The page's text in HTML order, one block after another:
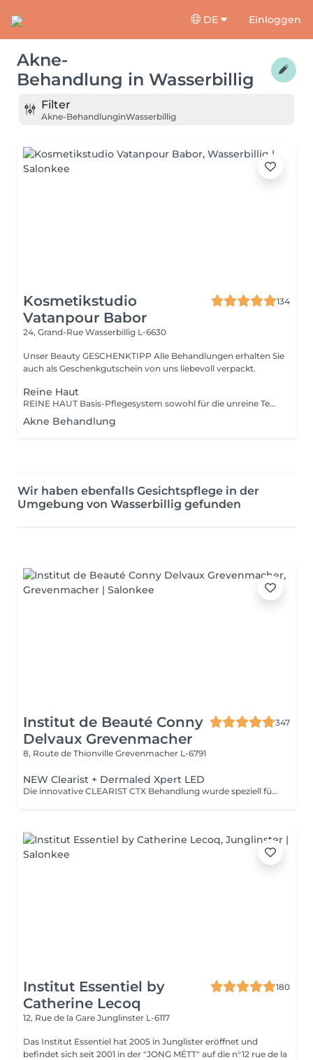
DE Einloggen
Akne-
Behandlung in Wasserbillig
Filter
Akne-BehandlunginWasserbillig
Kosmetikstudio
Vatanpour Babor
134
24, Grand-Rue Wasserbillig L-6630
Unser Beauty GESCHENKTIPP Alle Behandlungen erhalten Sie
auch als Geschenkgutschein von uns liebevoll verpackt.
Reine Haut
REINE HAUT Basis-Pflegesystem sowohl für die unreine Teenager-Haut als auch für die unreine, anspruchsvolle Haut ab 30. Spezialwirkstoffe reduzieren Hautunreinheiten und verbessern das Hautbild sichtbar. Je nach Hautbild lässt sich zusätzlich eine straffende Anti-Falten-Wirkung erzielen.
Akne Behandlung
Wir haben ebenfalls Gesichtspflege in der
Umgebung von Wasserbillig gefunden
Institut de Beauté Conny
Delvaux Grevenmacher
347
8, Route de Thionville Grevenmacher L-6791
NEW Clearist + Dermaled Xpert LED
Die innovative CLEARIST CTX Behandlung wurde speziell für unreine, ölige und zu Akne neigende Haut entwickelt. Das exklusive Behandlungskonzept kombiniert hochwirksame Aktivstoffe mit der modernen DERMALED XPERT LED-Phototherapie. Blaues LED-Licht wirkt antibakteriell und unterstützt die Klärung der Haut, während rotes LED-Licht beruhigend wirkt und die natürliche Regeneration fördert. Das Ergebnis ist ein sichtbar verfeinertes, ausgeglicheneres Hautbild mit weniger Unreinheiten und Rötungen sanft, effektiv und ohne Ausfallzeit.
Institut Essentiel by
Catherine Lecoq
180
12, Rue de la Gare Junglinster L-6117
Das Institut Essentiel hat 2005 in Junglister eröffnet und
befindet sich seit 2001 in der "JONG MËTT" auf die n°12 rue de la